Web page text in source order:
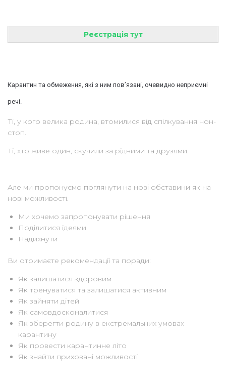
Реєстрація тут
Карантин та обмеження, які з ним пов’язані, очевидно неприємні
речі.
Ті, у кого велика родина, втомилися від спілкування нон-
стоп.
Ті, хто живе один, скучили за рідними та друзями.
Але ми пропонуємо поглянути на нові обставини як на
нові можливості.
Ми хочемо запропонувати рішення
Поділитися ідеями
Надихнути
Ви отримаєте рекомендації та поради:
Як залишатися здоровим
Як тренуватися та залишатися активним
Як зайняти дітей
Як самовдосконалитися
Як зберегти родину в екстремальних умовах
карантину
Як провести карантинне літо
Як знайти приховані можливості